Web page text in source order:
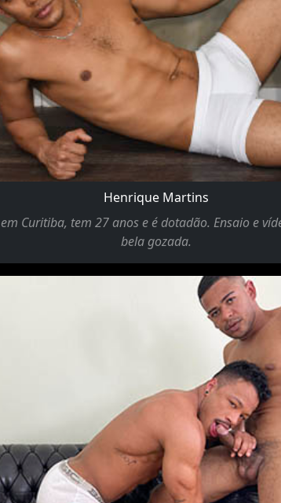
Henrique Martins
Curitiba, tem 27 anos e é dotadão. Ensaio e
bela gozada.